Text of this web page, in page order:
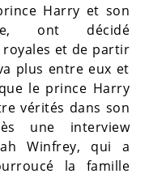
Harry et son
ont décidé
royales et de partir
plus entre eux et
le prince Harry
vérités dans son
une interview
Winfrey, qui a
la famille